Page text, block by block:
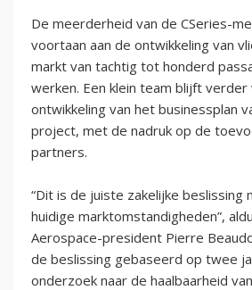
De meerderheid van de CSeries-
voortaan aan de ontwikkeling van
markt van tachtig tot honderd
werken. Een klein team blijft verder
ontwikkeling van het businessplan
project, met de nadruk op de
partners.
“Dit is de juiste zakelijke beslissing
huidige marktomstandigheden”,
Aerospace-president Pierre
de beslissing gebaseerd op twee
onderzoek naar de haalbaarheid